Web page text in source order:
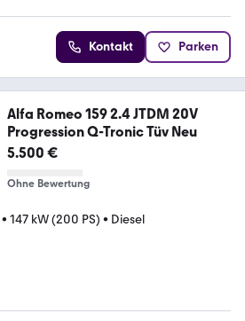
Kontakt Parken
Alfa Romeo 159 2.4 JTDM 20V
Progression Q-Tronic Tüv Neu
5.500 €
Ohne Bewertung
• 147 kW (200 PS) • Diesel